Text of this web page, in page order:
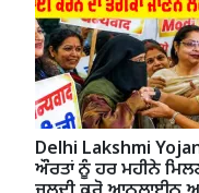
Delhi Lakshmi
ਔਰਤਾਂ ਨੂੰ ਹਰ ਮਹੀਨੇ